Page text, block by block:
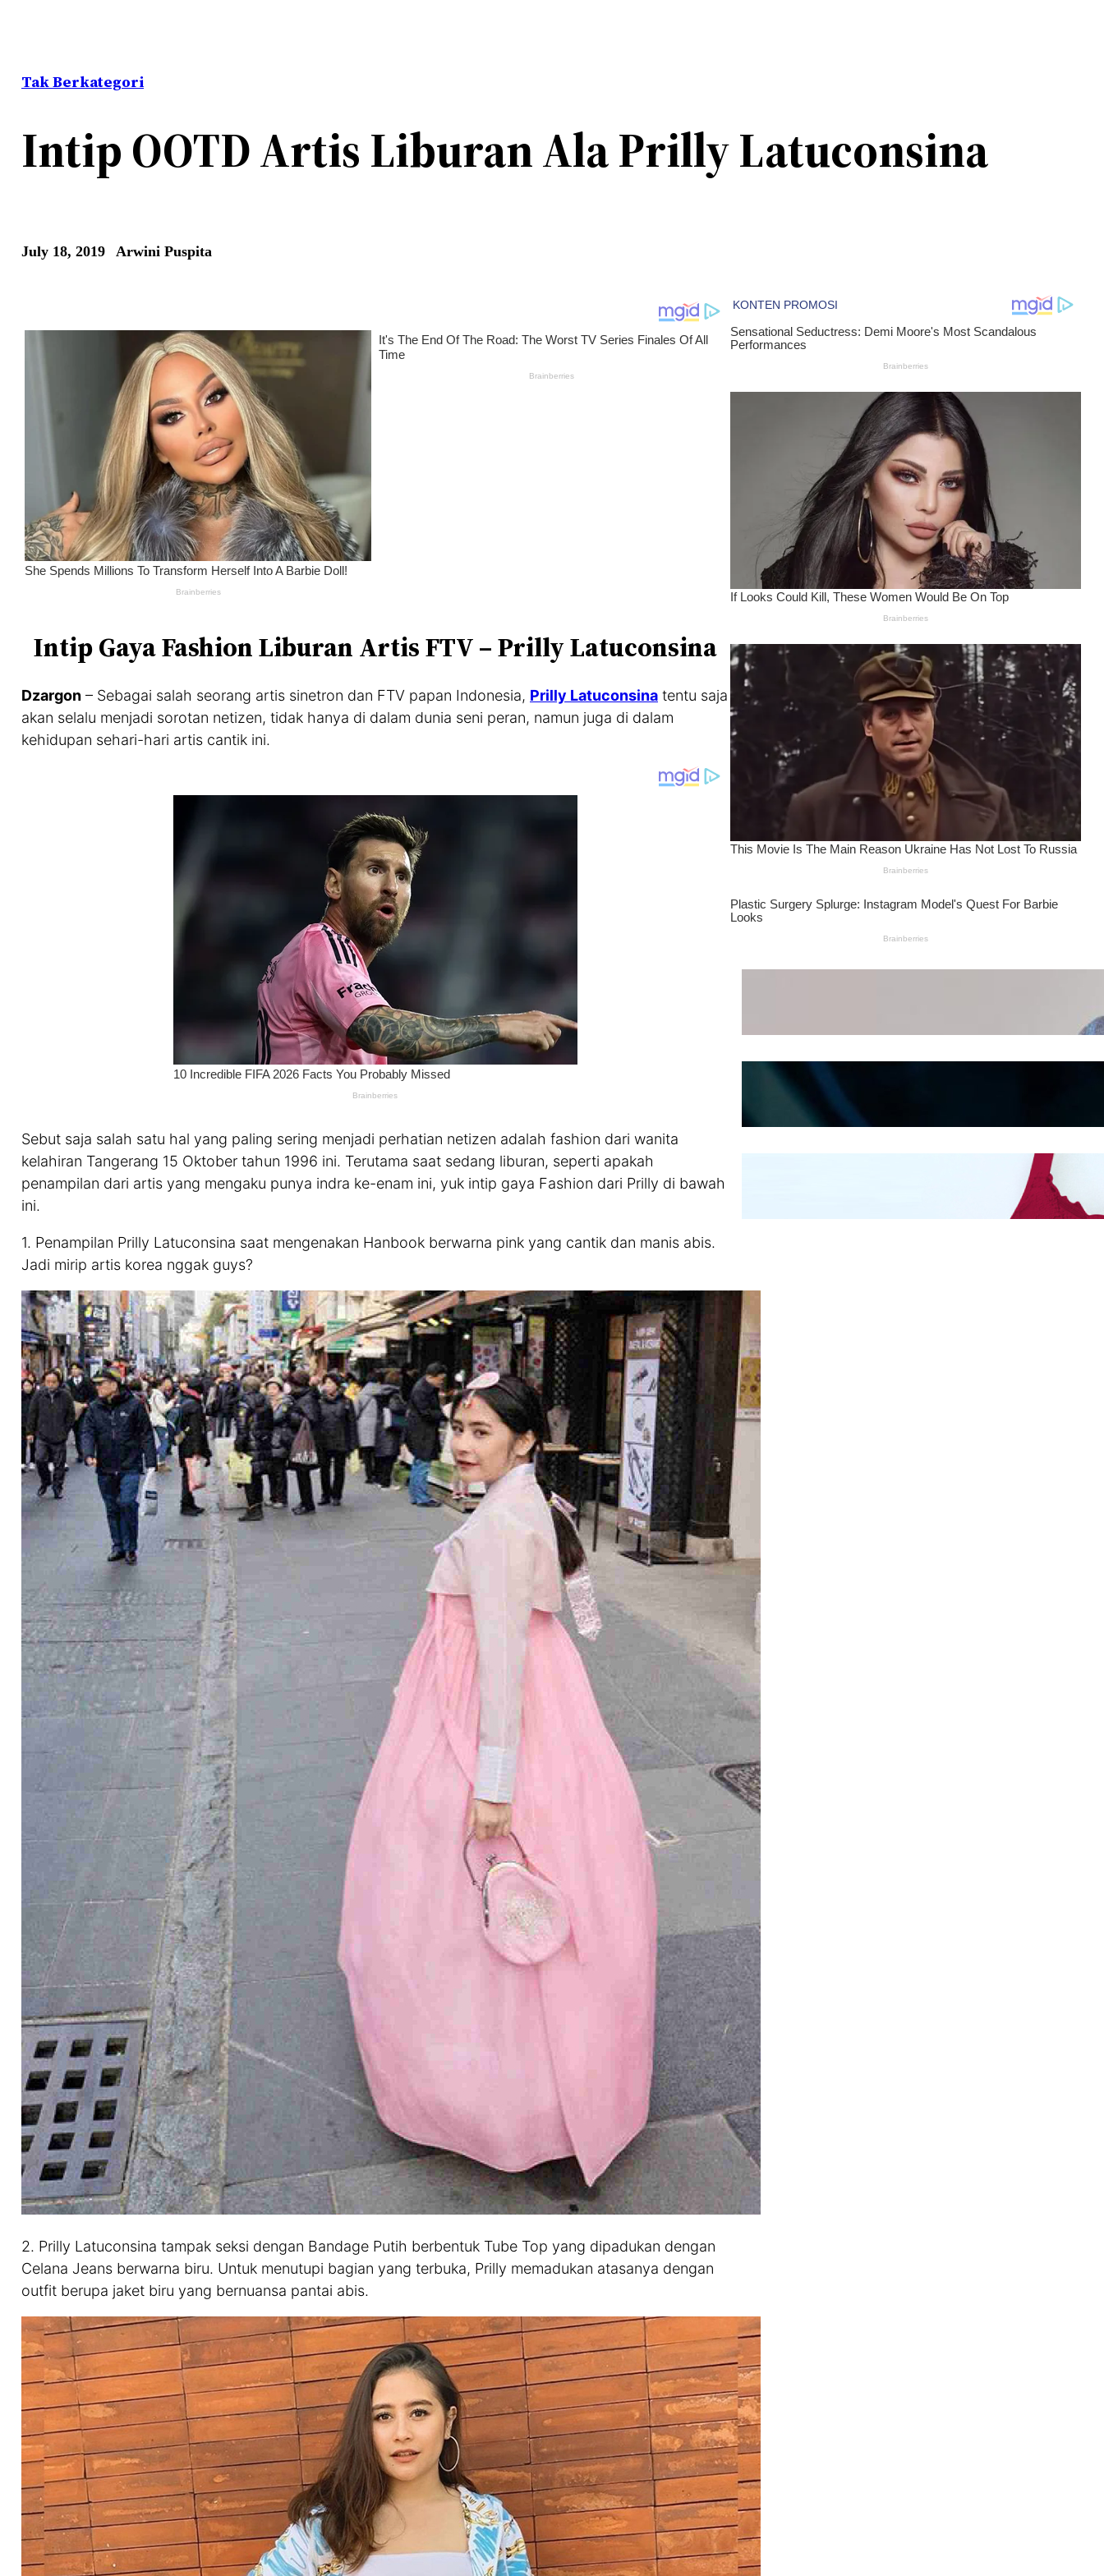
Tak Berkategori
Intip OOTD Artis Liburan Ala Prilly Latuconsina
July 18, 2019 Arwini Puspita
Intip Gaya Fashion Liburan Artis FTV – Prilly Latuconsina
Dzargon – Sebagai salah seorang artis sinetron dan FTV papan Indonesia, Prilly Latuconsina tentu saja
akan selalu menjadi sorotan netizen, tidak hanya di dalam dunia seni peran, namun juga di dalam
kehidupan sehari-hari artis cantik ini.
Sebut saja salah satu hal yang paling sering menjadi perhatian netizen adalah fashion dari wanita
kelahiran Tangerang 15 Oktober tahun 1996 ini. Terutama saat sedang liburan, seperti apakah
penampilan dari artis yang mengaku punya indra ke-enam ini, yuk intip gaya Fashion dari Prilly di bawah
ini.
1. Penampilan Prilly Latuconsina saat mengenakan Hanbook berwarna pink yang cantik dan manis abis.
Jadi mirip artis korea nggak guys?
2. Prilly Latuconsina tampak seksi dengan Bandage Putih berbentuk Tube Top yang dipadukan dengan
Celana Jeans berwarna biru. Untuk menutupi bagian yang terbuka, Prilly memadukan atasanya dengan
outfit berupa jaket biru yang bernuansa pantai abis.
Wanita Pamer Pakaian
Kepribadian
Mengintip Kepribadian
Wanita Dari Warna Bra